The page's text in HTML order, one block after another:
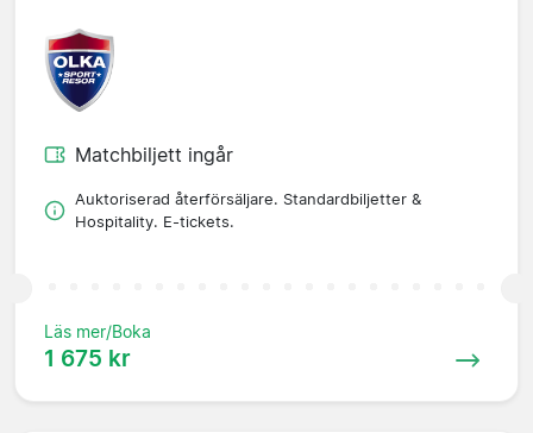
Matchbiljett ingår
Auktoriserad återförsäljare. Standardbiljetter &
Hospitality. E-tickets.
Läs mer/Boka
1 675 kr